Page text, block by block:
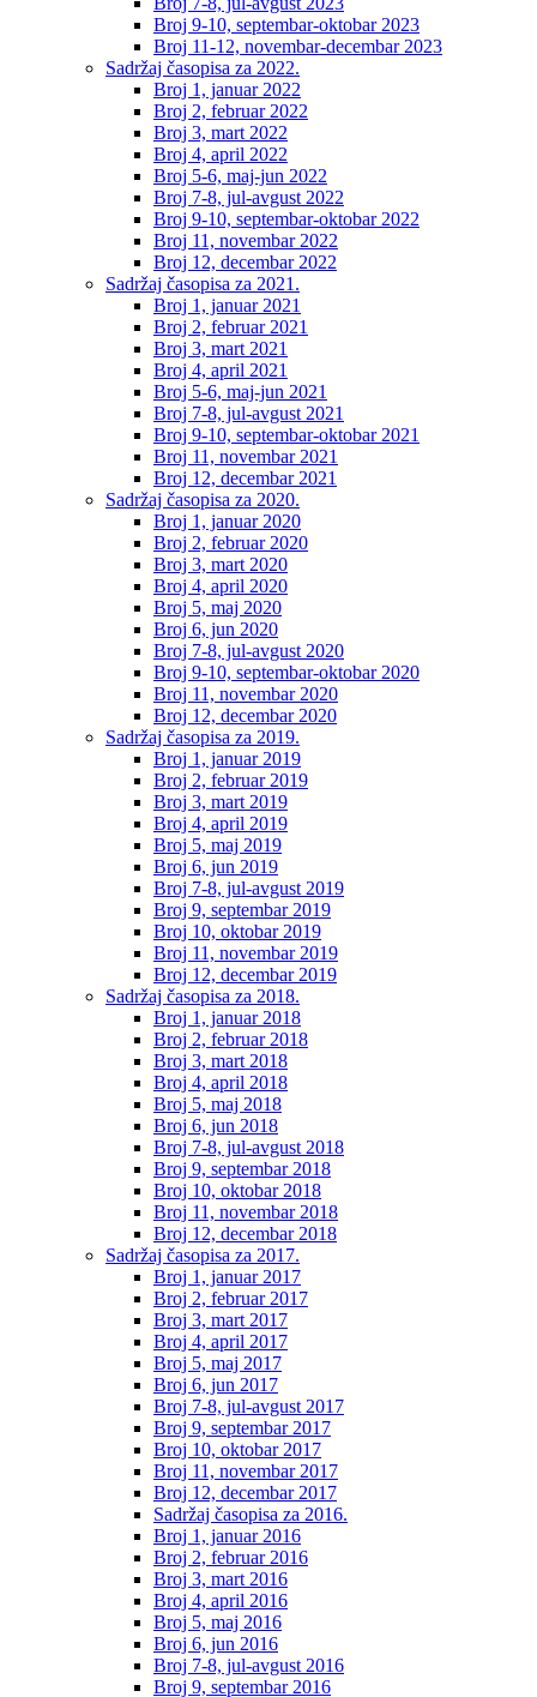
Broj 9-10, septembar-oktobar 2023
Broj 11-12, novembar-decembar 2023
Sadržaj časopisa za 2022.
Broj 1, januar 2022
Broj 2, februar 2022
Broj 3, mart 2022
Broj 4, april 2022
Broj 5-6, maj-jun 2022
Broj 7-8, jul-avgust 2022
Broj 9-10, septembar-oktobar 2022
Broj 11, novembar 2022
Broj 12, decembar 2022
Sadržaj časopisa za 2021.
Broj 1, januar 2021
Broj 2, februar 2021
Broj 3, mart 2021
Broj 4, april 2021
Broj 5-6, maj-jun 2021
Broj 7-8, jul-avgust 2021
Broj 9-10, septembar-oktobar 2021
Broj 11, novembar 2021
Broj 12, decembar 2021
Sadržaj časopisa za 2020.
Broj 1, januar 2020
Broj 2, februar 2020
Broj 3, mart 2020
Broj 4, april 2020
Broj 5, maj 2020
Broj 6, jun 2020
Broj 7-8, jul-avgust 2020
Broj 9-10, septembar-oktobar 2020
Broj 11, novembar 2020
Broj 12, decembar 2020
Sadržaj časopisa za 2019.
Broj 1, januar 2019
Broj 2, februar 2019
Broj 3, mart 2019
Broj 4, april 2019
Broj 5, maj 2019
Broj 6, jun 2019
Broj 7-8, jul-avgust 2019
Broj 9, septembar 2019
Broj 10, oktobar 2019
Broj 11, novembar 2019
Broj 12, decembar 2019
Sadržaj časopisa za 2018.
Broj 1, januar 2018
Broj 2, februar 2018
Broj 3, mart 2018
Broj 4, april 2018
Broj 5, maj 2018
Broj 6, jun 2018
Broj 7-8, jul-avgust 2018
Broj 9, septembar 2018
Broj 10, oktobar 2018
Broj 11, novembar 2018
Broj 12, decembar 2018
Sadržaj časopisa za 2017.
Broj 1, januar 2017
Broj 2, februar 2017
Broj 3, mart 2017
Broj 4, april 2017
Broj 5, maj 2017
Broj 6, jun 2017
Broj 7-8, jul-avgust 2017
Broj 9, septembar 2017
Broj 10, oktobar 2017
Broj 11, novembar 2017
Broj 12, decembar 2017
Sadržaj časopisa za 2016.
Broj 1, januar 2016
Broj 2, februar 2016
Broj 3, mart 2016
Broj 4, april 2016
Broj 5, maj 2016
Broj 6, jun 2016
Broj 7-8, jul-avgust 2016
Broj 9, septembar 2016